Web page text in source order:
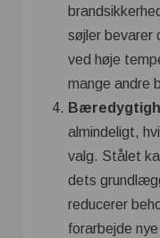
søjler bevarer
ved høje
mange andre
almindeligt,
valg. Stålet
dets
reducerer
forarbejde